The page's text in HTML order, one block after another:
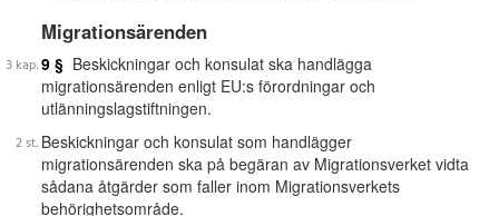
Migrationsärenden
9 § Beskickningar och konsulat ska handlägga
migrationsärenden enligt EU:s förordningar och
utlänningslagstiftningen.
Beskickningar och konsulat som handlägger
migrationsärenden ska på begäran av Migrationsverket vidta
sådana åtgärder som faller inom Migrationsverkets
behörighetsområde.